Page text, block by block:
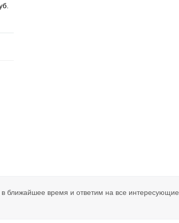
ближайшее время и ответим на все интересующие